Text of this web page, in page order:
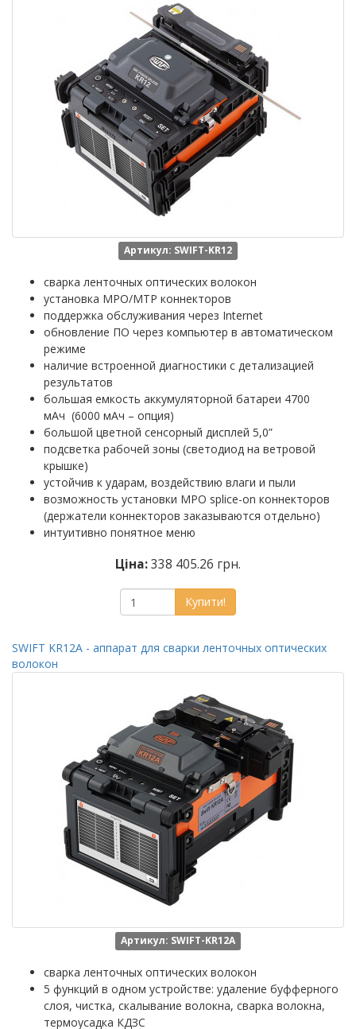
Артикул: SWIFT-KR12
сварка ленточных оптических волокон
установка MPO/MTP коннекторов
поддержка обслуживания через Internet
обновление ПО через компьютер в автоматическом
режиме
наличие встроенной диагностики с детализацией
результатов
большая емкость аккумуляторной батареи 4700
мАч (6000 мАч – опция)
большой цветной сенсорный дисплей 5,0”
подсветка рабочей зоны (светодиод на ветровой
крышке)
устойчив к ударам, воздействию влаги и пыли
возможность установки MPO splice-on коннекторов
(держатели коннекторов заказываются отдельно)
интуитивно понятное меню
Ціна:338 405.26 грн.
Купити!
SWIFT KR12A - аппарат для сварки ленточных оптических
волокон
Артикул: SWIFT-KR12A
сварка ленточных оптических волокон
5 функций в одном устройстве: удаление буфферного
слоя, чистка, скалывание волокна, сварка волокна,
термоусадка КДЗС